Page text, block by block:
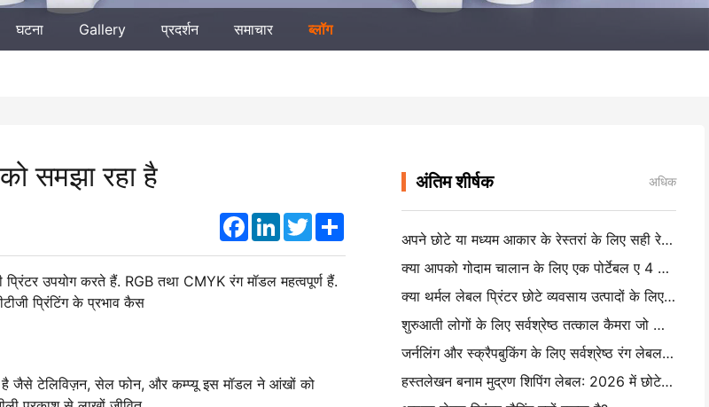
घटना Gallery प्रदर्शन समाचार ब्लॉग
समझा रहा है
Facebook
LinkedInTwitterShare
उपयोग करते हैं. RGB तथा CMYK रंग मॉडल महत्वपूर्ण हैं.
प्रिंटिंग के प्रभाव कैस
है जैसे टेलिविज़न, सेल फोन, और कम्प्यू इस मॉडल ने आंखों को
अंतिम शीर्षक अधिक
अपने छोटे या मध्यम आकार के रेस्तरां के लिए सही रेस्तरां सॉफ्टवेयर कैसे चुनें
क्या आपको गोदाम चालान के लिए एक पोर्टेबल ए 4 प्रिंटर की आवश्यकता है? वास्तव में क्या काम करता है
क्या थर्मल लेबल प्रिंटर छोटे व्यवसाय उत्पादों के लिए पनरोक लेबल बना सकते हैं?
शुरुआती लोगों के लिए सर्वश्रेष्ठ तत्काल कैमरा जो कागज बर्बाद नहीं करना चाहते हैं
जर्नलिंग और स्क्रैपबुकिंग के लिए सर्वश्रेष्ठ रंग लेबल निर्माता: प्रत्येक पृष्ठ पर अधिक रंग जोड़ें
हस्तलेखन बनाम मुद्रण शिपिंग लेबल: 2026 में छोटे व्यवसायों के लिए सुझाव